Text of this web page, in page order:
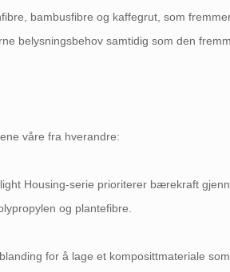
bambusfibre og kaffegrut, som
belysningsbehov samtidig som den
våre fra hverandre:
Housing-serie prioriterer bærekraft
og plantefibre.
for å lage et komposittmateriale